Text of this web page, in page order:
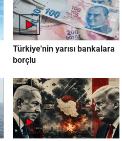
Türkiye'nin yarısı bankalara
borçlu